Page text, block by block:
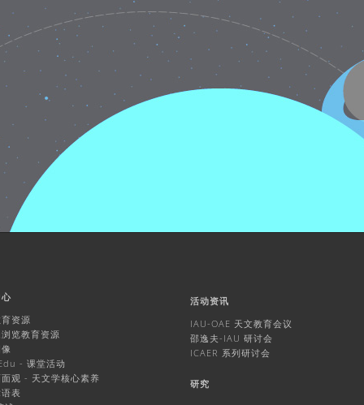
资源
览教育资源
- 课堂活动
面观 - 天文学核心素养
表
活动资讯
IAU-OAE 天文教育会议
邵逸夫-IAU 研讨会
ICAER 系列研讨会
研究